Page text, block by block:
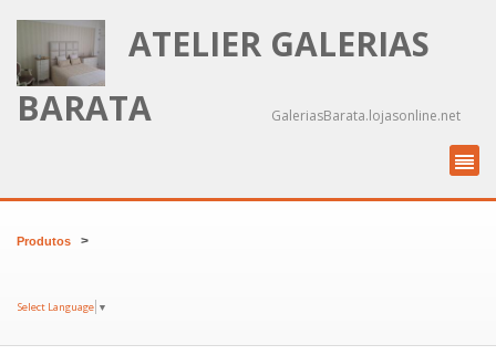
ATELIER GALERIAS
BARATA
GaleriasBarata.lojasonline.net
Produtos >
Select Language ▼